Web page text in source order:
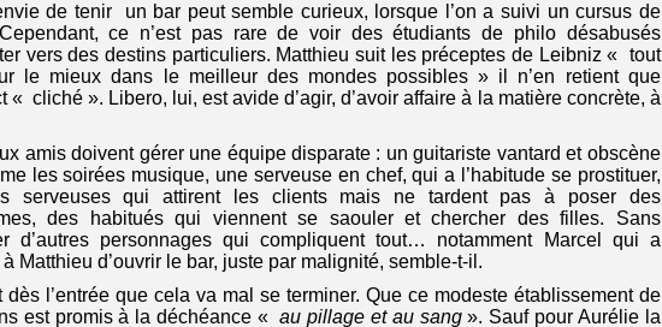
de tenir un bar peut semble curieux, lorsque l’on a suivi un cursus de
ce n’est pas rare de voir des étudiants de philo désabusés
vers des destins particuliers. Matthieu suit les préceptes de Leibniz « tout
le mieux dans le meilleur des mondes possibles » il n’en retient que
« cliché ». Libero, lui, est avide d’agir, d’avoir affaire à la matière concrète, à
amis doivent gérer une équipe disparate : un guitariste vantard et obscène
les soirées musique, une serveuse en chef, qui a l’habitude se prostituer,
serveuses qui attirent les clients mais ne tardent pas à poser des
des habitués qui viennent se saouler et chercher des filles. Sans
d’autres personnages qui compliquent tout… notamment Marcel qui a
Matthieu d’ouvrir le bar, juste par malignité, semble-t-il.
dès l’entrée que cela va mal se terminer. Que ce modeste établissement de
est promis à la déchéance «au pillage et au sang». Sauf pour Aurélie la